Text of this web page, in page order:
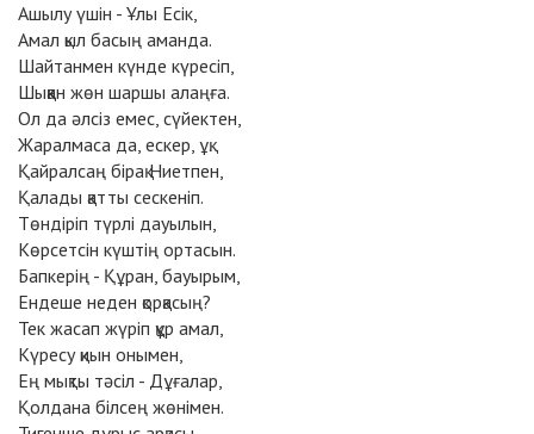
Ашылу үшін - Ұлы Есік,
Амал қыл басың аманда.
Шайтанмен күнде күресіп,
Шыққан жөн шаршы алаңға.
Ол да әлсіз емес, сүйектен,
Жаралмаса да, ескер, ұқ.
Қайралсаң бірақ Ниетпен,
Қалады қатты сескеніп.
Төндіріп түрлі дауылын,
Көрсетсін күштің ортасын.
Бапкерің - Құран, бауырым,
Ендеше неден қорқасың?
Тек жасап жүріп құр амал,
Күресу қиын онымен,
Ең мықты тәсіл - Дұғалар,
Қолдана білсең жөнімен.